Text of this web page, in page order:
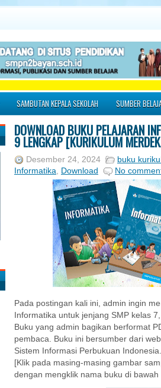
SAMBUTAN KEPALA SEKOLAH SUMBER
DOWNLOAD BUKU PELAJARAN
9 LENGKAP [KURIKULUM
Desember 24, 2024
buku
Informatika, Download No
Pada postingan kali ini, admin ingin
Informatika untuk jenjang SMP kelas
Buku yang admin bagikan berformat
pembaca. Buku ini bersumber dari
Sistem Informasi Perbukuan
[Klik pada masing-masing gambar
dengan mengklik nama buku di